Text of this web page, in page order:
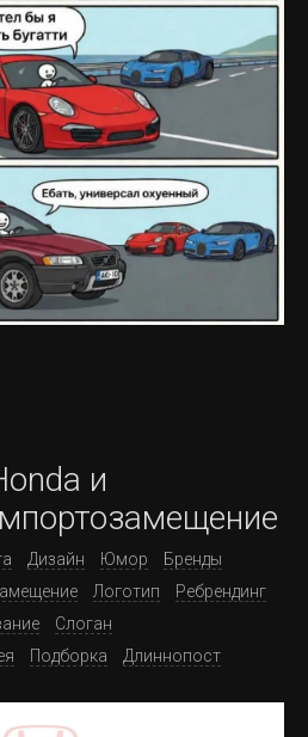
и
Дизайн Юмор
Бренды
Логотип
Ребрендинг
Слоган
Подборка Длиннопост